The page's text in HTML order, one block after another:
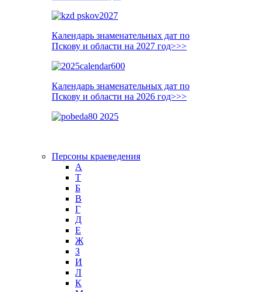
Календарь знаменательных дат по
Пскову и области на 2027 год>>>
Календарь знаменательных дат по
Пскову и области на 2026 год>>>
Персоны краеведения
А
T
Б
В
Г
Д
Е
Ж
З
И
Л
К